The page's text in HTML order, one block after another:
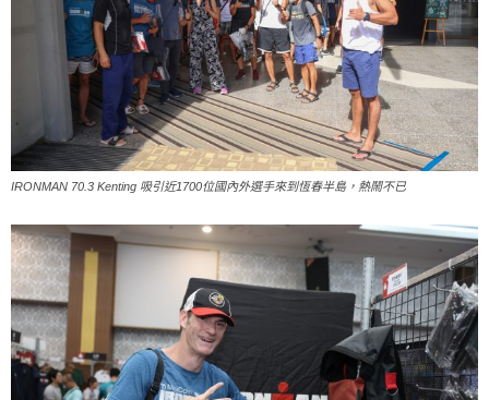
IRONMAN 70.3 Kenting 吸引近1700位國內外選手來到恆春半島，熱鬧不已